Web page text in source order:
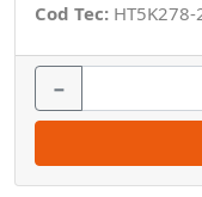
Cod Tec: HT5K278-
−